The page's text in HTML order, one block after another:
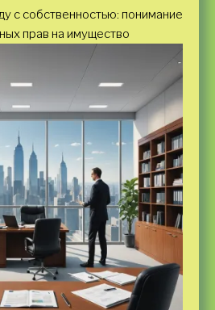
с собственностью: понимание
прав на имущество